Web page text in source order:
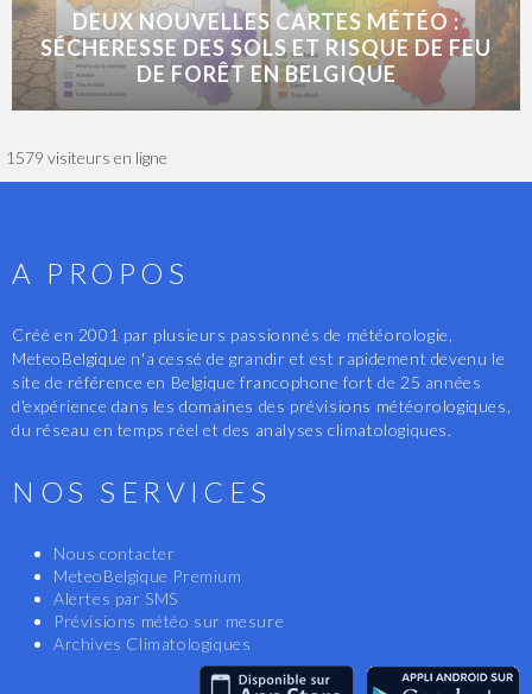
DEUX NOUVELLES CARTES MÉTÉO :
SÉCHERESSE DES SOLS ET RISQUE DE FEU
DE FORÊT EN BELGIQUE
1579 visiteurs en ligne
A PROPOS
Créé en 2001 par plusieurs passionnés de météorologie,
MeteoBelgique n'a cessé de grandir et est rapidement devenu le
site de référence en Belgique francophone fort de 25 années
d'expérience dans les domaines des prévisions météorologiques,
du réseau en temps réel et des analyses climatologiques.
NOS SERVICES
Nous contacter
MeteoBelgique Premium
Alertes par SMS
Prévisions météo sur mesure
Archives Climatologiques